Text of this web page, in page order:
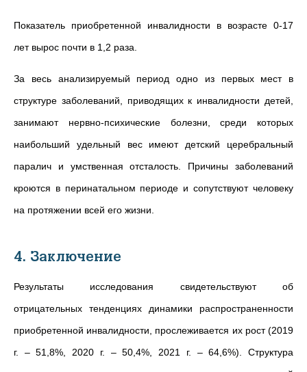
Показатель приобретенной инвалидности в возрасте 0-17
лет вырос почти в 1,2 раза.
За весь анализируемый период одно из первых мест в
структуре заболеваний, приводящих к инвалидности детей,
занимают нервно-психические болезни, среди которых
наибольший удельный вес имеют детский церебральный
паралич и умственная отсталость. Причины заболеваний
кроются в перинатальном периоде и сопутствуют человеку
на протяжении всей его жизни.
4. Заключение
Результаты исследования свидетельствуют об
отрицательных тенденциях динамики распространенности
приобретенной инвалидности, прослеживается их рост (2019
г. – 51,8%, 2020 г. – 50,4%, 2021 г. – 64,6%). Структура